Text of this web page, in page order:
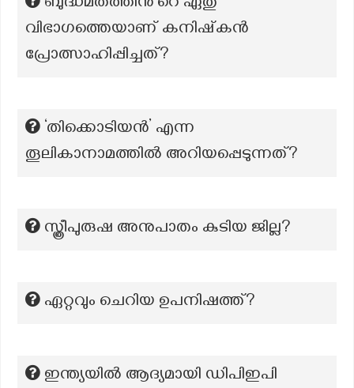
വിഭാഗത്തെയാണ് കനിഷ്‌കൻ
പ്രോത്സാഹിപ്പിച്ചത്?
‘തിക്കൊടിയൻ’ എന്ന
തൂലികാനാമത്തില്‍ അറിയപ്പെടുന്നത്?
സ്ത്രീപുരുഷ അനുപാതം കുടിയ ജില്ല?
ഏറ്റവും ചെറിയ ഉപനിഷത്ത്?
ഇന്ത്യയിൽ ആദ്യമായി ഡിപിഇപി